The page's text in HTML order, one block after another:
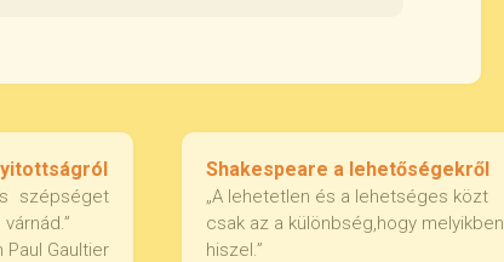
szépséget
Paul Gaultier
Shakespeare a lehetőségekről
„A lehetetlen és a lehetséges közt
csak az a különbség,hogy melyikben
hiszel.”